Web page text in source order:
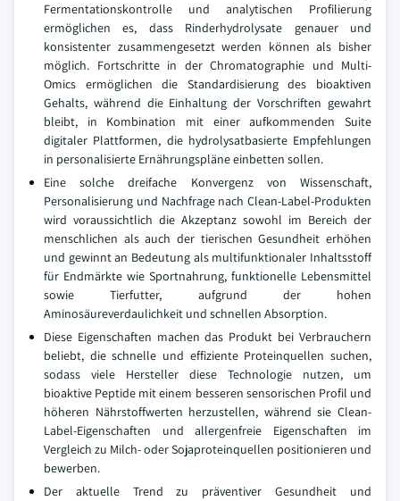
Fermentationskontrolle und analytischen Profilierung
ermöglichen es, dass Rinderhydrolysate genauer und
konsistenter zusammengesetzt werden können als bisher
möglich. Fortschritte in der Chromatographie und Multi-
Omics ermöglichen die Standardisierung des bioaktiven
Gehalts, während die Einhaltung der Vorschriften gewahrt
bleibt, in Kombination mit einer aufkommenden Suite
digitaler Plattformen, die hydrolysatbasierte Empfehlungen
in personalisierte Ernährungspläne einbetten sollen.
Eine solche dreifache Konvergenz von Wissenschaft,
Personalisierung und Nachfrage nach Clean-Label-Produkten
wird voraussichtlich die Akzeptanz sowohl im Bereich der
menschlichen als auch der tierischen Gesundheit erhöhen
und gewinnt an Bedeutung als multifunktionaler Inhaltsstoff
für Endmärkte wie Sportnahrung, funktionelle Lebensmittel
sowie Tierfutter, aufgrund der hohen
Aminosäureverdaulichkeit und schnellen Absorption.
Diese Eigenschaften machen das Produkt bei Verbrauchern
beliebt, die schnelle und effiziente Proteinquellen suchen,
sodass viele Hersteller diese Technologie nutzen, um
bioaktive Peptide mit einem besseren sensorischen Profil und
höheren Nährstoffwerten herzustellen, während sie Clean-
Label-Eigenschaften und allergenfreie Eigenschaften im
Vergleich zu Milch- oder Sojaproteinquellen positionieren und
bewerben.
Der aktuelle Trend zu präventiver Gesundheit und